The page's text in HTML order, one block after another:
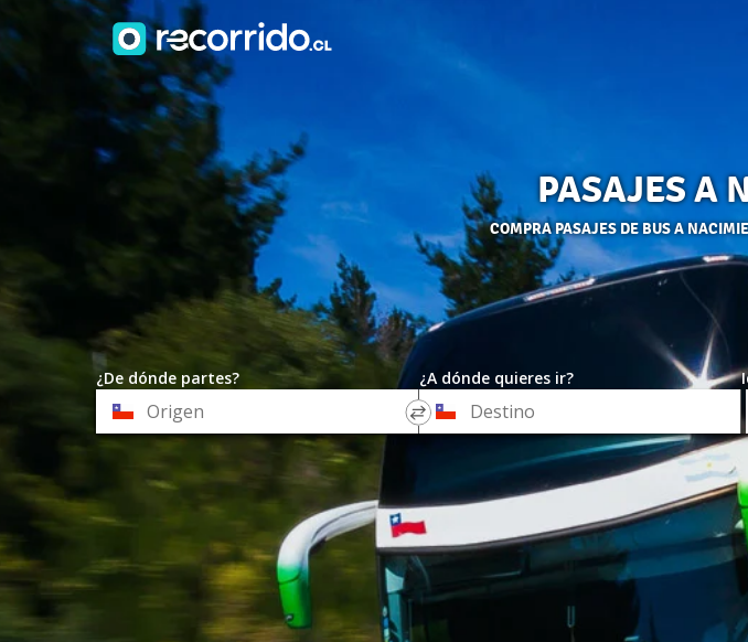
PASAJES A
COMPRA PASAJES DE BUS A
¿De dónde partes? ¿A dónde quieres ir?
Origen
*
Destino